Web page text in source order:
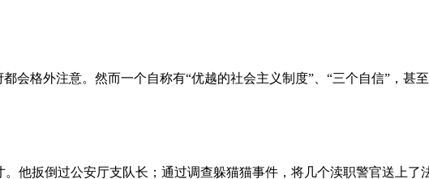
会格外注意。然而一个自称有“优越的社会主义制度”、“三个自信”，甚
他扳倒过公安厅支队长；通过调查躲猫猫事件，将几个渎职警官送上了